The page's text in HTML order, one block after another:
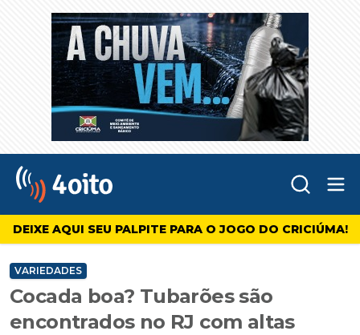
4oito
DEIXE AQUI SEU PALPITE PARA O JOGO DO CRICIÚMA!
VARIEDADES
Cocada boa? Tubarões são
encontrados no RJ com altas